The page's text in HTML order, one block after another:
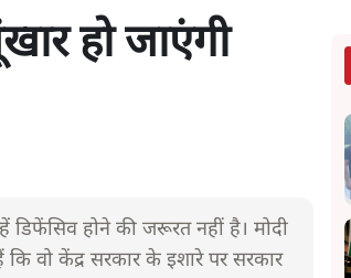
हो जाएंगी
डिफेंसिव होने की जरूरत नहीं है। मोदी
वो केंद्र सरकार के इशारे पर सरकार